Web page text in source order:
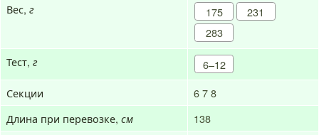
Вес, г 175
231
283
Тест, г
6–12
Секции
6 7 8
Длина при перевозке, см
138